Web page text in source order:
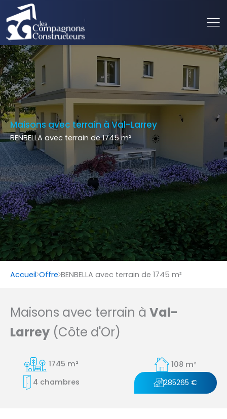
Maisons avec terrain à Val-Larrey
BENBELLA avec terrain de 1745 m²
Accueil Offre BENBELLA avec terrain de 1745 m²
Maisons avec terrain à Val-
Larrey (Côte d'Or)
1745 m²
108 m²
4 chambres
285265 €